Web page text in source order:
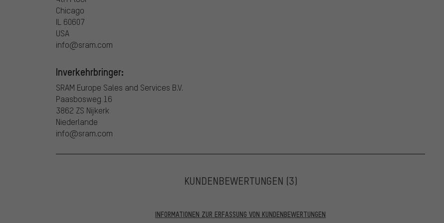
Chicago
IL 60607
USA
info@sram.com
Inverkehrbringer:
SRAM Europe Sales and Services B.V.
Paasbosweg 16
3862 ZS Nijkerk
Niederlande
info@sram.com
KUNDENBEWERTUNGEN (3)
INFORMATIONEN ZUR ERFASSUNG VON KUNDENBEWERTUNGEN